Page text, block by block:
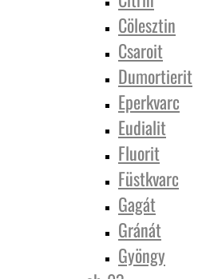
Cölesztin
Csaroit
Dumortierit
Eperkvarc
Eudialit
Fluorit
Füstkvarc
Gagát
Gránát
Gyöngy